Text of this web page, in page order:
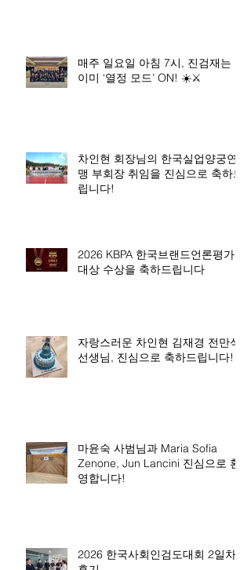
매주 일요일 아침 7시, 진검재는
이미 ‘열정 모드’ ON! ☀️⚔️
차인현 회장님의 한국실업양궁연
맹 부회장 취임을 진심으로 축하드
립니다!
2026 KBPA 한국브랜드언론평가
대상 수상을 축하드립니다
자랑스러운 차인현 김재경 전만석
선생님, 진심으로 축하드립니다!
마윤숙 사범님과 Maria Sofia
Zenone, Jun Lancini 진심으로 환
영합니다!
2026 한국사회인검도대회 2일차